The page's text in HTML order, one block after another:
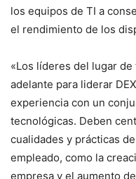
los equipos de TI a
el rendimiento de los
«Los líderes del lugar
adelante para liderar
experiencia con un
tecnológicas. Deben
cualidades y prácticas
empleado, como la
empresa y el aumento